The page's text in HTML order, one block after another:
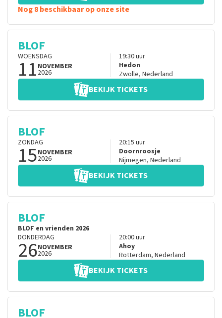
Nog 8 beschikbaar op onze site
BLOF
WOENSDAG
11 NOVEMBER
2026
19:30uur
Hedon
Zwolle, Nederland
BEKIJK TICKETS
BLOF
ZONDAG
15NOVEMBER
2026
20:15 uur
Doornroosje
Nijmegen, Nederland
BEKIJK TICKETS
BLOF
BLOF en vrienden 2026
DONDERDAG
26NOVEMBER
2026
20:00uur
Ahoy
Rotterdam, Nederland
BEKIJK TICKETS
BLOF